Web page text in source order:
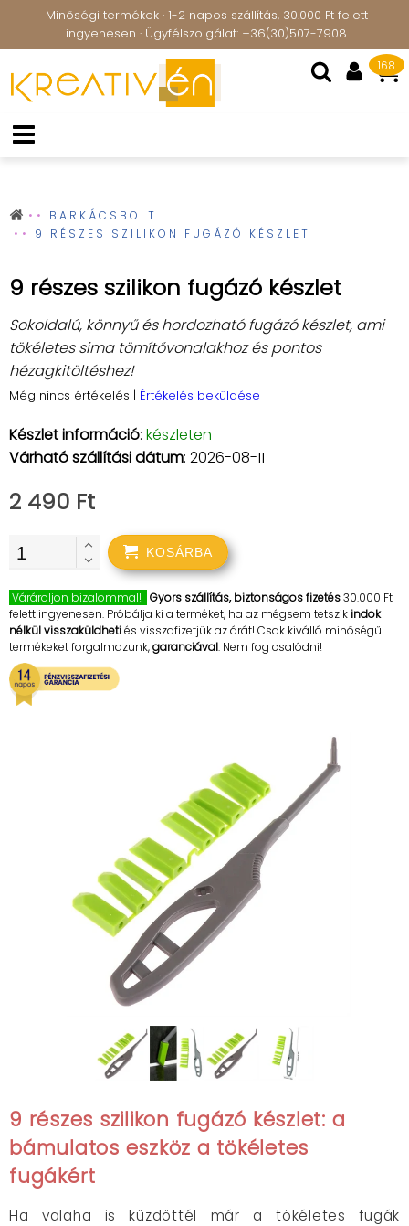
Minőségi termékek · 1-2 napos szállítás, 30.000 Ft felett
ingyenesen · Ügyfélszolgálat: +36(30)507-7908
168
BARKÁCSBOLT
9 RÉSZES SZILIKON FUGÁZÓ KÉSZLET
9 részes szilikon fugázó készlet
Sokoldalú, könnyű és hordozható fugázó készlet, ami
tökéletes sima tömítővonalakhoz és pontos
hézagkitöltéshez!
Még nincs értékelés | Értékelés beküldése
Készlet információ: készleten
Várható szállítási dátum: 2026-08-11
2 490 Ft
KOSÁRBA
Várároljon bizalommal! Gyors szállítás, biztonságos fizetés30.000 Ft
felett ingyenesen. Próbálja ki a terméket, ha az mégsem tetszikindok
nélkül visszaküldhetiés visszafizetjük az árát! Csak kiválló minőségű
termékeket forgalmazunk,garanciával. Nem fog csalódni!
9 részes szilikon fugázó készlet: a
bámulatos eszköz a tökéletes
fugákért
Ha valaha is küzdöttél már a tökéletes fugák